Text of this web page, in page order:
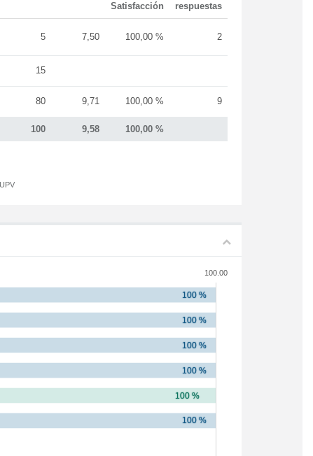
Satisfacción
respuestas
100 9,58 100,00 %
5 7,50 100,00 % 2
15
80 9,71 100,00 % 9
100.00